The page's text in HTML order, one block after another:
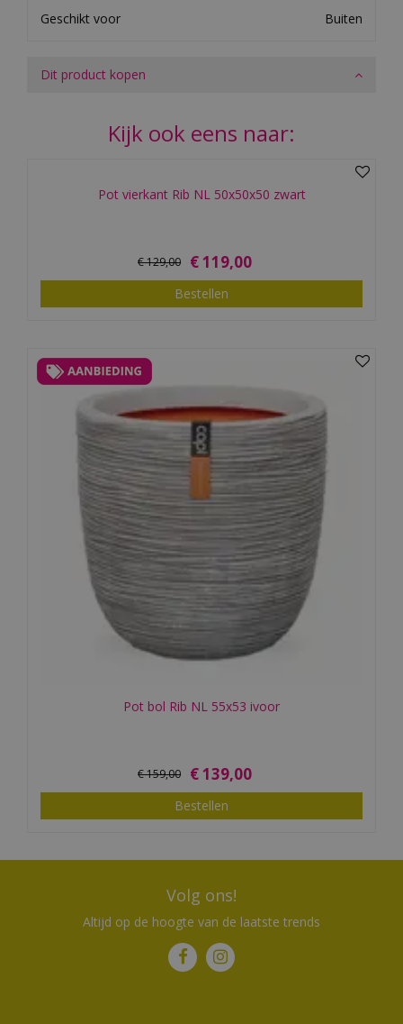
Geschikt voor
Buiten
Dit product kopen
Kijk ook eens naar:
Pot vierkant Rib NL 50x50x50 zwart
€129,00 €119,00
Bestellen
Pot bol Rib NL 55x53 ivoor
€159,00 €139,00
Bestellen
Volg ons!
Altijd op de hoogte van de laatste trends